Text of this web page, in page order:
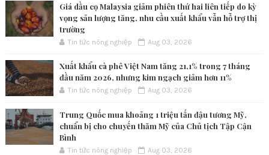
Giá dầu cọ Malaysia giảm phiên thứ hai liên tiếp do kỳ
vọng sản lượng tăng, nhu cầu xuất khẩu vẫn hỗ trợ thị
trường
Tin tức nông nghiệp Aug 03, 2026
Xuất khẩu cà phê Việt Nam tăng 21,1% trong 7 tháng
đầu năm 2026, nhưng kim ngạch giảm hơn 11%
Tin tức nông nghiệp Aug 03, 2026
Trung Quốc mua khoảng 1 triệu tấn đậu tương Mỹ,
chuẩn bị cho chuyến thăm Mỹ của Chủ tịch Tập Cận
Bình
Tin tức nông nghiệp Aug 03, 2026